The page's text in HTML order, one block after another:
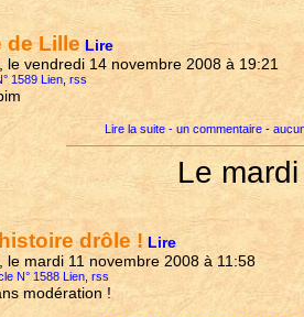
de Lille Lire
, le vendredi 14 novembre 2008 à 19:21
1589 Lien rss
Lire la suite - un commentaire -
Le
drôle ! Lire
, le mardi 11 novembre 2008 à 11:58
N° 1588 Lien rss
modération !